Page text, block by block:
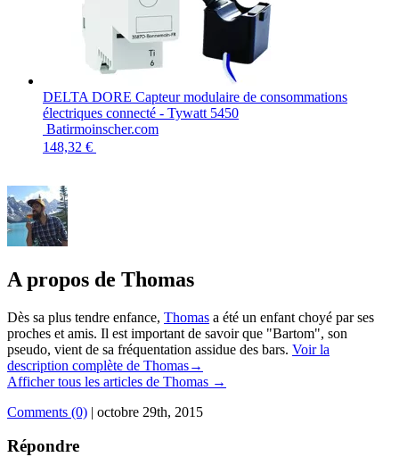
DELTA DORE Capteur modulaire de consommations
électriques connecté - Tywatt 5450
Batirmoinscher.com
148,32 €
A propos de Thomas
Dès sa plus tendre enfance, Thomas a été un enfant choyé par ses
proches et amis. Il est important de savoir que "Bartom", son
pseudo, vient de sa fréquentation assidue des bars. Voir la
description complète de Thomas→
Afficher tous les articles de Thomas →
Comments (0) | octobre 29th, 2015
Répondre